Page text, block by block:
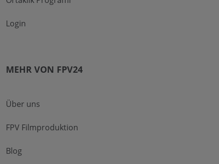
Login
MEHR VON FPV24
Über uns
FPV Filmproduktion
Blog